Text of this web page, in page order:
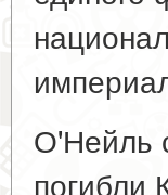
О'Нейль
погибли